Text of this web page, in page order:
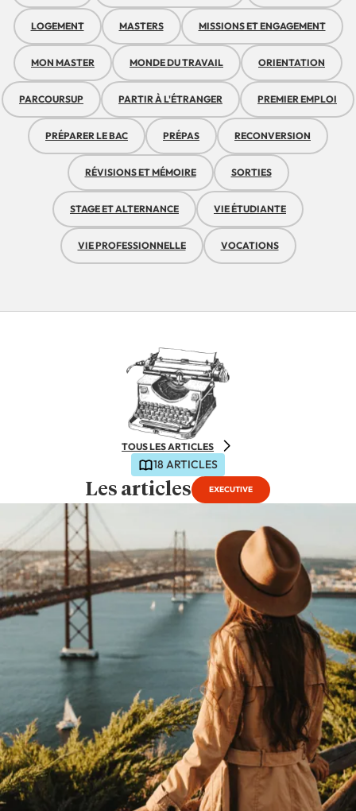
LOGEMENT MASTERS MISSIONS ET ENGAGEMENT
MON MASTER MONDE DU TRAVAIL ORIENTATION
PARCOURSUP PARTIR À L'ÉTRANGER PREMIER EMPLOI
PRÉPARER LE BAC PRÉPAS RECONVERSION
RÉVISIONS ET MÉMOIRE SORTIES
STAGE ET ALTERNANCE VIE ÉTUDIANTE
VIE PROFESSIONNELLE VOCATIONS
18 ARTICLES
Les articles EXECUTIVE
TOUS LES ARTICLES